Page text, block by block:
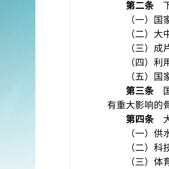
第二条
（一）国家
（二）大中
（三）成片
（四）利用
（五）国家
第三条
有重大影响的
第四条
（一）供水
（二）科技
（三）体育